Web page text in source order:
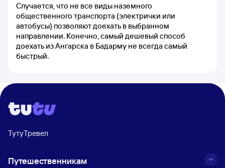
Случается, что не все виды наземного
общественного транспорта (электрички или
автобусы) позволяют доехать в выбранном
направлении. Конечно, самый дешевый способ
доехать из Ангарска в Бадарму не всегда самый
быстрый.
ТутуТревел
Путешественникам